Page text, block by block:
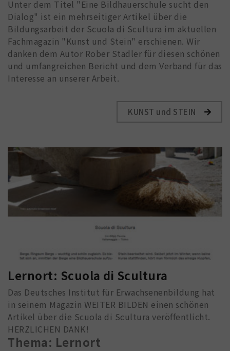
Unter dem Titel "Eine Bildhauerschule sucht den
Dialog" ist ein mehrseitiger Artikel über die
Bildungsarbeit der Scuola di Scultura im aktuellen
Fachmagazin "Kunst und Stein" erschienen. Wir
danken dem Autor Rober Stadler für diesen schönen
und umfangreichen Bericht und dem Verband für das
Interesse an unserer Arbeit.
KUNST und STEIN
Lernort: Scuola di Scultura
Das Deutsches Institut für Erwachsenenbildung hat
in seinem Magazin WEITER BILDEN einen schönen
Artikel über die Scuola di Scultura veröffentlicht.
HERZLICHEN DANK!
Thema: Lernort